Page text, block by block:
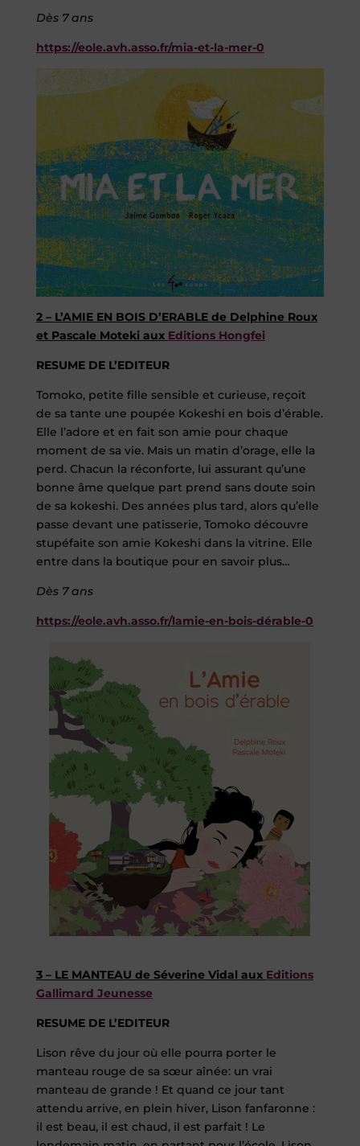
Dès 7 ans
https://eole.avh.asso.fr/mia-et-la-mer-0
2 – L’AMIE EN BOIS D’ERABLE de Delphine Roux
et Pascale Moteki aux Editions Hongfei
RESUME DE L’EDITEUR
Tomoko, petite fille sensible et curieuse, reçoit
de sa tante une poupée Kokeshi en bois d’érable.
Elle l’adore et en fait son amie pour chaque
moment de sa vie. Mais un matin d’orage, elle la
perd. Chacun la réconforte, lui assurant qu’une
bonne âme quelque part prend sans doute soin
de sa kokeshi. Des années plus tard, alors qu’elle
passe devant une patisserie, Tomoko découvre
stupéfaite son amie Kokeshi dans la vitrine. Elle
entre dans la boutique pour en savoir plus…
Dès 7 ans
https://eole.avh.asso.fr/lamie-en-bois-dérable-0
3 – LE MANTEAU de Séverine Vidal aux Editions
Gallimard Jeunesse
RESUME DE L’EDITEUR
Lison rêve du jour où elle pourra porter le
manteau rouge de sa sœur aînée: un vrai
manteau de grande ! Et quand ce jour tant
attendu arrive, en plein hiver, Lison fanfaronne :
il est beau, il est chaud, il est parfait ! Le